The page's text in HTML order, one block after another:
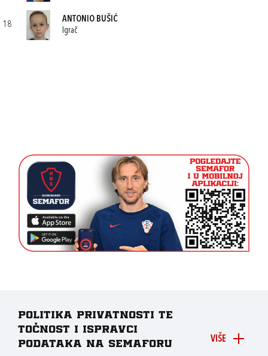
18
ANTONIO BUŠIĆ
Igrač
VIŠE
Politika privatnosti te
točnost i ispravci
podataka na Semaforu